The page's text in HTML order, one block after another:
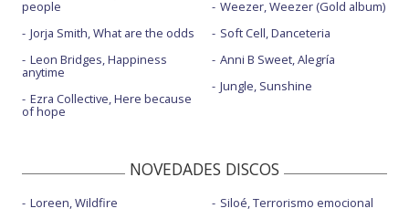
people
Jorja Smith, What are the odds
Leon Bridges, Happiness
anytime
Ezra Collective, Here because
of hope
Weezer, Weezer (Gold album)
Soft Cell, Danceteria
Anni B Sweet, Alegría
Jungle, Sunshine
NOVEDADES DISCOS
Loreen, Wildfire
Siloé, Terrorismo emocional